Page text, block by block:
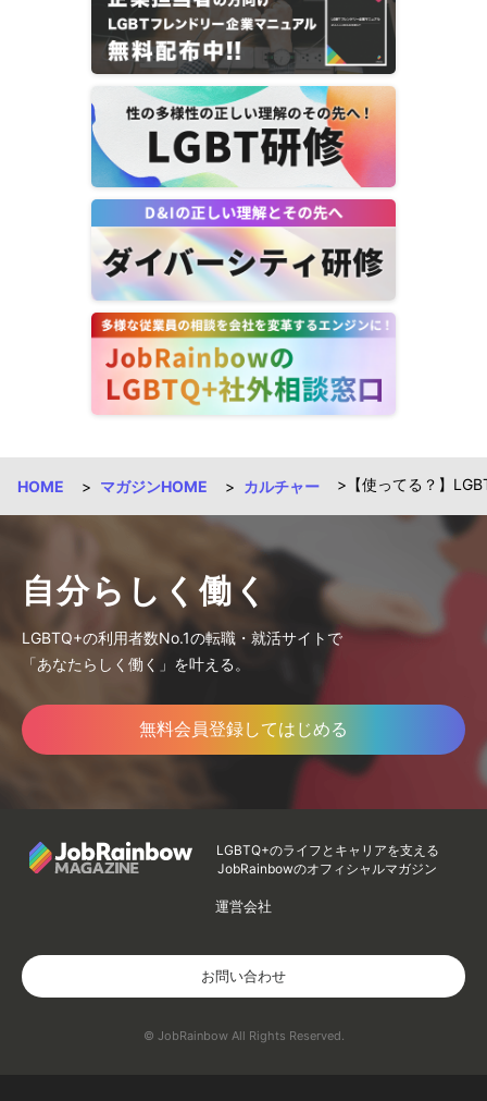
HOME マガジンHOME カルチャー 【使ってる？】
自分らしく働く
LGBTQ+の利用者数No.1の転職・就活サイトで
「あなたらしく働く」を叶える。
無料会員登録してはじめる
LGBTQ+のライフとキャリアを支える
JobRainbowのオフィシャルマガジン
運営会社
お問い合わせ
© JobRainbow All Rights Reserved.